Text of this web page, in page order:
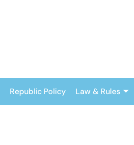
Republic Policy Law & Rules